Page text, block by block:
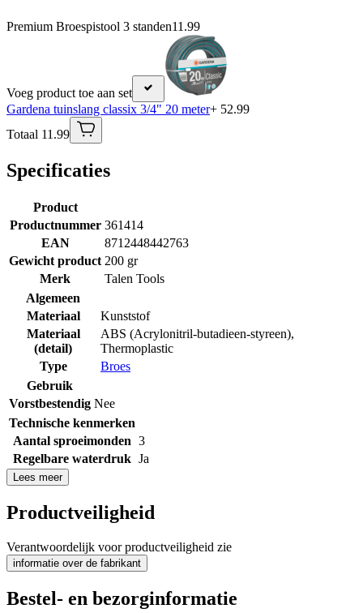
Premium Broespistool 3 standen11.99
Voeg product toe aan set
Gardena tuinslang classix 3/4" 20 meter+ 52.99
Totaal 11.99
Specificaties
Product
Productnummer 361414
EAN
8712448442763
Gewicht product 200 gr
Merk
Talen Tools
Algemeen
Materiaal
Kunststof
Materiaal
(detail)
ABS (Acrylonitril-butadieen-styreen),
Thermoplastic
Type
Broes
Gebruik
Vorstbestendig Nee
Technische kenmerken
Aantal sproeimonden 3
Regelbare waterdruk Ja
Lees meer
Productveiligheid
Verantwoordelijk voor productveiligheid zie
informatie over de fabrikant
Bestel- en bezorginformatie